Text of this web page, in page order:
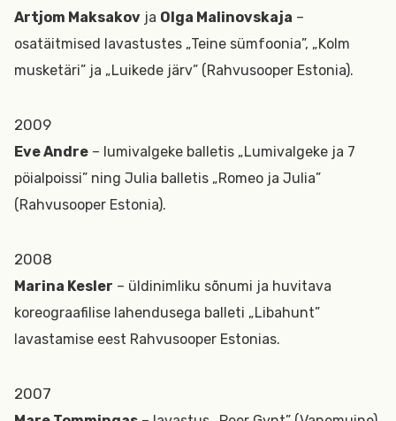
Artjom Maksakov ja Olga Malinovskaja –
osatäitmised lavastustes „Teine sümfoonia”, „Kolm
musketäri” ja „Luikede järv” (Rahvusooper Estonia).
2009
Eve Andre – lumivalgeke balletis „Lumivalgeke ja 7
pöialpoissi” ning Julia balletis „Romeo ja Julia”
(Rahvusooper Estonia).
2008
Marina Kesler – üldinimliku sõnumi ja huvitava
koreograafilise lahendusega balleti „Libahunt”
lavastamise eest Rahvusooper Estonias.
2007